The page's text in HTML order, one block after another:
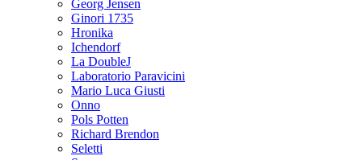
Georg Jensen
Ginori 1735
Hronika
Ichendorf
La DoubleJ
Laboratorio Paravicini
Mario Luca Giusti
Onno
Pols Potten
Richard Brendon
Seletti